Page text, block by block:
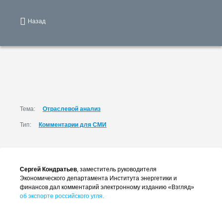
Назад
Тема: Отраслевой анализ
Тип: Комментарии для СМИ
Сергей Кондратьев, заместитель руководителя
Экономического департамента Института энергетики и
финансов дал комментарий электронному изданию «Взгляд»
об экспорте российского угля.